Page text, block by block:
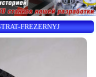
FREZERNYJ